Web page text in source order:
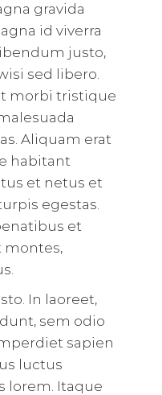
gravida
id viverra
justo,
sed libero.
morbi tristique
Aliquam erat
habitant
et netus et
egestas.
et
montes,
In laoreet,
sem odio
sapien
luctus
lorem. Itaque